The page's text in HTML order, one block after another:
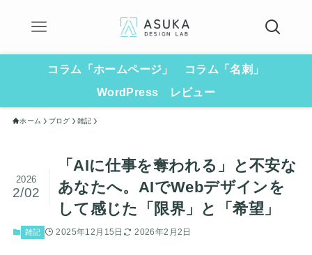
コラム「ホームページ」
コラム「名刺」
WordPress
レビュー
ホーム ブログ 雑記
「AIに仕事を奪われる」と不安な
あなたへ。AIでWebデザインを
して感じた「限界」と「希望」
2026
2/02
雑記 2025年12月15日 2026年2月2日